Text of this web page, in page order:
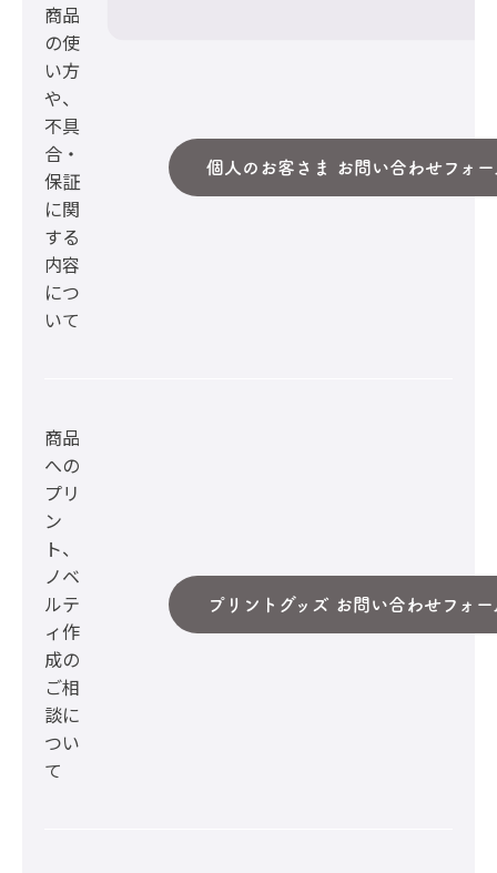
商品
の使
い方
や、
不具
合・
保証
に関
する
内容
につ
いて
個人のお客さま お問い合わせフォー
商品
への
プリ
ン
ト、
ノベ
ルテ
ィ作
成の
ご相
談に
つい
て
プリントグッズ お問い合わせフォー